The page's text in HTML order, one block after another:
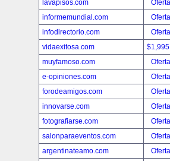
lavapisos.com
informemundial.com
infodirectorio.com
vidaexitosa.com
muyfamoso.com
e-opiniones.com
forodeamigos.com
innovarse.com
fotografiarse.com
salonparaeventos.com
argentinateamo.com